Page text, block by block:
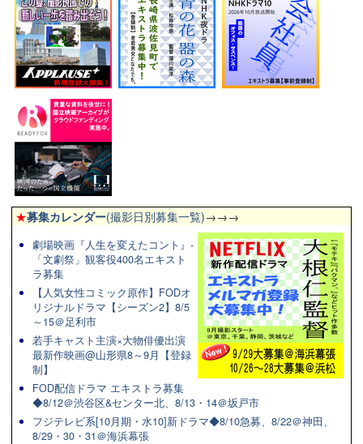
★募集カレンダー(撮影日別募集一覧)→→→
劇場映画『人生を変えたコント』-
「文劇祭」観客役400名エキスト
ラ募集
【人気女性コミック原作】FODオ
リジナルドラマ【シーズン2】8/5
～15＠足利市
若手キャスト主演×大物俳優出演
最新作映画@山形県8～9月【登録
制】
FOD配信ドラマ エキストラ募集
◆8/12＠渋谷区&センター北、8/13・14＠坂戸市
フジテレビ系[10月期・水10]新ドラマ◆8/10急募、8/22＠神田、
8/29・30・31＠海浜幕張